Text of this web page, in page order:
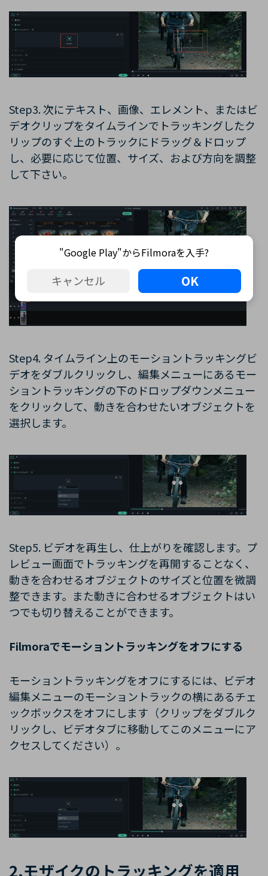
Step3. 次にテキスト、画像、エレメント、またはビ
デオクリップをタイムラインでトラッキングしたク
リップのすぐ上のトラックにドラッグ＆ドロップ
し、必要に応じて位置、サイズ、および方向を調整
して下さい。
Step4. タイムライン上のモーション トラッキングビ
デオをダブルクリックし、編集メニューにあるモー
ション トラッキングの下のドロップダウンメニュー
をクリックして、動きを合わせたいオブジェクトを
選択します。
Step5. ビデオを再生し、仕上がりを確認します。プ
レビュー画面でトラッキングを再開することなく、
動きを合わせるオブジェクトのサイズと位置を微調
整できます。また動きに合わせるオブジェクトはい
つでも切り替えることができます。
Filmoraでモーション トラッキングをオフにする
モーション トラッキングをオフにするには、ビデオ
編集メニューのモーショントラックの横にあるチェ
ックボックスをオフにします（クリップをダブルク
リックし、ビデオタブに移動してこのメニューにア
クセスしてください）。
2.モザイクのトラッキングを適用
"Google Play"からFilmoraを入手?
キャンセル OK